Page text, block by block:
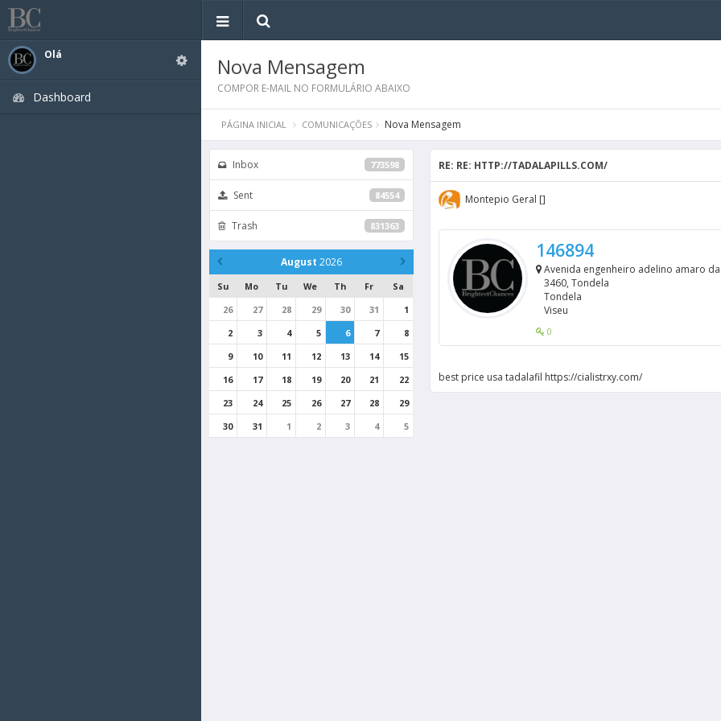
Olá
Dashboard
Nova Mensagem
COMPOR E-MAIL NO FORMULÁRIO ABAIXO
PÁGINA INICIAL COMUNICAÇÕES Nova Mensagem
Inbox 773598
Sent 84554
Trash 831363
August 2026
Su Mo Tu We Th Fr
Sa
26
27 28 29 30 31
1
2
3 4 5 6 7
8
9
10 11 12 13 14
15
16
17 18 19 20 21
22
23
24 25 26 27 28
29
30
31 1 2 3 4 5
RE: RE: HTTP://TADALAPILLS.COM/
Montepio Geral []
146894
Avenida engenheiro adelino amaro
3460, Tondela
Tondela
Viseu
0
best price usa tadalafil https://cialistrxy.com/